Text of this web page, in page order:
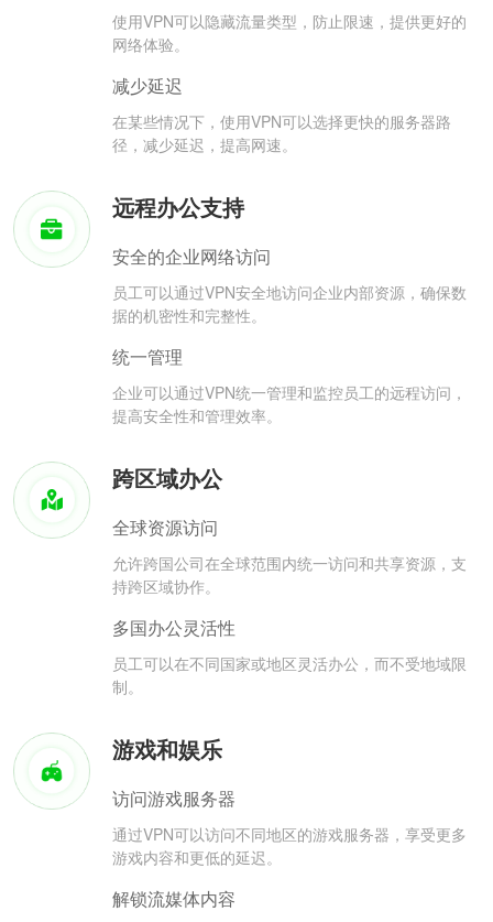
使用VPN可以隐藏流量类型，防止限速，提供更好的
网络体验。
减少延迟
在某些情况下，使用VPN可以选择更快的服务器路
径，减少延迟，提高网速。
远程办公支持
安全的企业网络访问
员工可以通过VPN安全地访问企业内部资源，确保数
据的机密性和完整性。
统一管理
企业可以通过VPN统一管理和监控员工的远程访问，
提高安全性和管理效率。
跨区域办公
全球资源访问
允许跨国公司在全球范围内统一访问和共享资源，支
持跨区域协作。
多国办公灵活性
员工可以在不同国家或地区灵活办公，而不受地域限
制。
游戏和娱乐
访问游戏服务器
通过VPN可以访问不同地区的游戏服务器，享受更多
游戏内容和更低的延迟。
解锁流媒体内容